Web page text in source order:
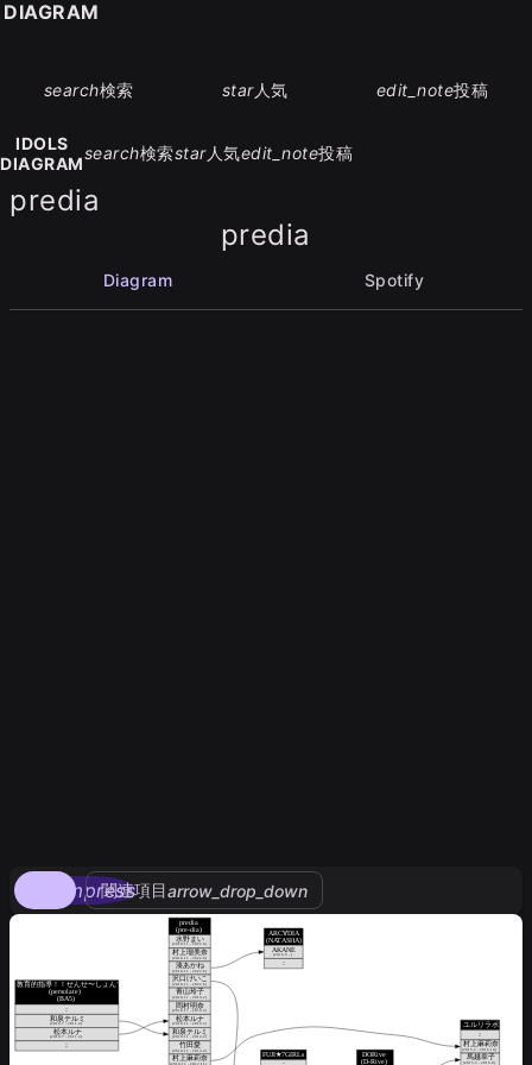
search検索 star人気 edit_note投稿
IDOLS
DIAGRAM
search検索star人気edit_note投稿
predia
predia
Diagram Spotify
compress
関連項目arrow_drop_down